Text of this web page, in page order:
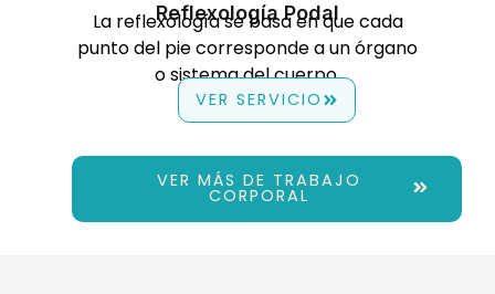
Reflexología Podal
La reflexología se basa en que cada
punto del pie corresponde a un órgano
o sistema del cuerpo.
VER SERVICIO
VER MÁS DE TRABAJO
CORPORAL